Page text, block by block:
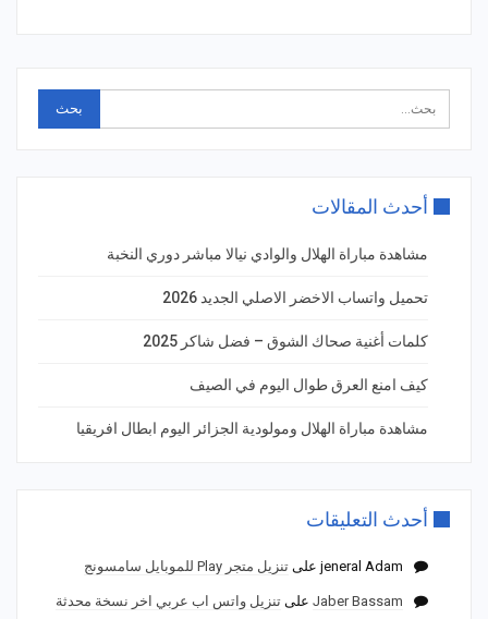
أحدث المقالات
مشاهدة مباراة الهلال والوادي نيالا مباشر دوري النخبة
تحميل واتساب الاخضر الاصلي الجديد 2026
كلمات أغنية صحاك الشوق – فضل شاكر 2025
كيف امنع العرق طوال اليوم في الصيف
مشاهدة مباراة الهلال ومولودية الجزائر اليوم ابطال افريقيا
أحدث التعليقات
jeneral Adam على تنزيل متجر Play للموبايل سامسونج
Jaber Bassam على تنزيل واتس اب عربي اخر نسخة محدثة